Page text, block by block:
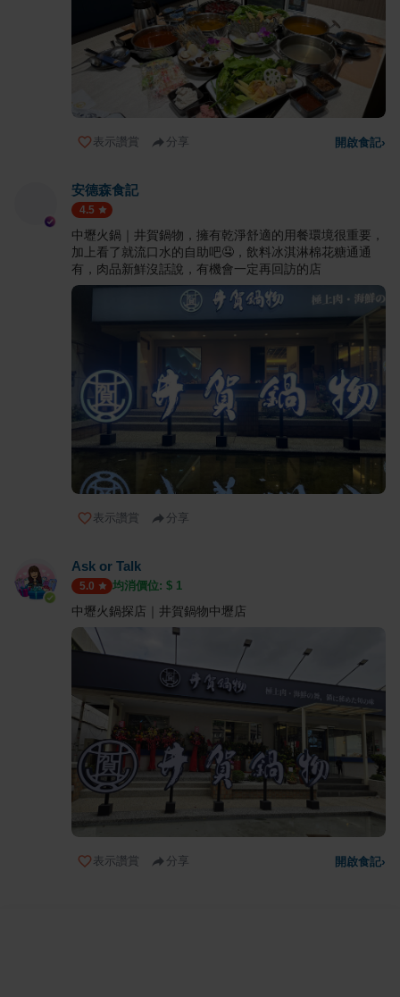
表示讚賞 分享 開啟食記›
安德森食記
4.5
中壢火鍋｜井賀鍋物，擁有乾淨舒適的用餐環境很重要，
加上看了就流口水的自助吧🤤，飲料冰淇淋棉花糖通通
有，肉品新鮮沒話說，有機會一定再回訪的店
表示讚賞 分享
Ask or Talk
5.0 均消價位: $ 1
中壢火鍋探店｜井賀鍋物中壢店
表示讚賞 分享 開啟食記›